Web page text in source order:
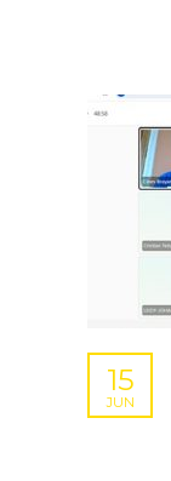
15
JUN